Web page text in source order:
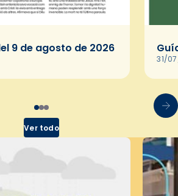
9 de agosto de 2026
31/
Ver todo